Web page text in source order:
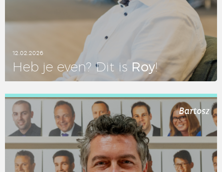
12.02.2026
Heb je even? Dit is Roy!
LEES DIT ARTIKEL
Bartosz